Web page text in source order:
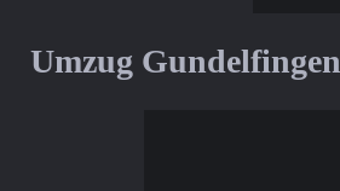
Umzug Gundelfingen